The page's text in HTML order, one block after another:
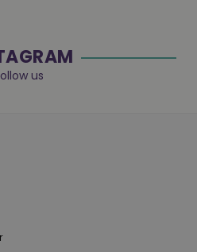
us